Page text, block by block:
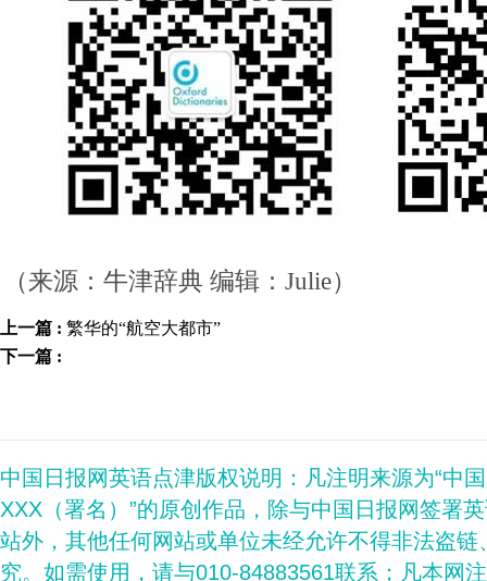
（来源：牛津辞典 编辑：Julie）
上一篇 : 繁华的“航空大都市”
下一篇 :
中国日报网英语点津版权说明：凡注明来源为“中
XXX（署名）”的原创作品，除与中国日报网签署
站外，其他任何网站或单位未经允许不得非法盗
究。如需使用，请与010-84883561联系；凡本网